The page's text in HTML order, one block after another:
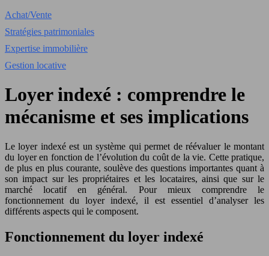
Achat/Vente
Stratégies patrimoniales
Expertise immobilière
Gestion locative
Loyer indexé : comprendre le
mécanisme et ses implications
Le loyer indexé est un système qui permet de réévaluer le montant
du loyer en fonction de l’évolution du coût de la vie. Cette pratique,
de plus en plus courante, soulève des questions importantes quant à
son impact sur les propriétaires et les locataires, ainsi que sur le
marché locatif en général. Pour mieux comprendre le
fonctionnement du loyer indexé, il est essentiel d’analyser les
différents aspects qui le composent.
Fonctionnement du loyer indexé